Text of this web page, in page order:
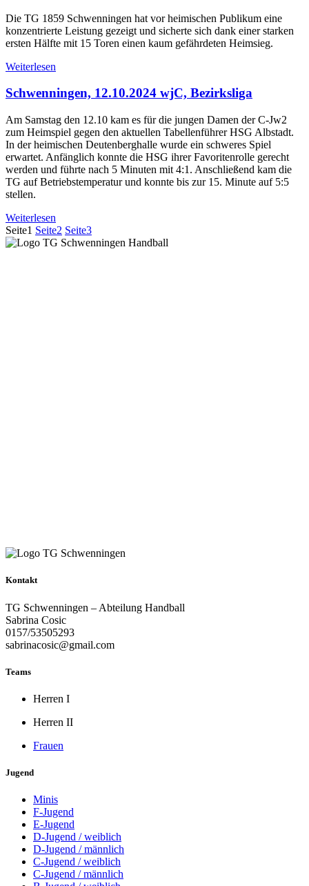
Die TG 1859 Schwenningen hat vor heimischen Publikum eine
konzentrierte Leistung gezeigt und sicherte sich dank einer starken
ersten Hälfte mit 15 Toren einen kaum gefährdeten Heimsieg.
Weiterlesen
Schwenningen, 12.10.2024 wjC, Bezirksliga
Am Samstag den 12.10 kam es für die jungen Damen der C-Jw2
zum Heimspiel gegen den aktuellen Tabellenführer HSG Albstadt.
In der heimischen Deutenberghalle wurde ein schweres Spiel
erwartet. Anfänglich konnte die HSG ihrer Favoritenrolle gerecht
werden und führte nach 5 Minuten mit 4:1. Anschließend kam die
TG auf Betriebstemperatur und konnte bis zur 15. Minute auf 5:5
stellen.
Weiterlesen
Seite1 Seite2 Seite3
Kontakt
TG Schwenningen – Abteilung Handball
Sabrina Cosic
0157/53505293
sabrinacosic@gmail.com
Teams
Herren I
Herren II
Frauen
Jugend
Minis
F-Jugend
E-Jugend
D-Jugend / weiblich
D-Jugend / männlich
C-Jugend / weiblich
C-Jugend / männlich